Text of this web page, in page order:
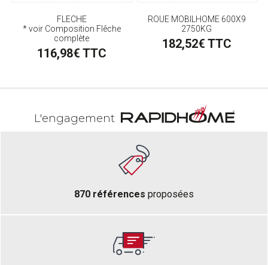
FLECHE
* voir Composition Flêche
complète
116,98€ TTC
ROUE MOBILHOME 600X9
2750KG
182,52€ TTC
L'engagement
870 références proposées